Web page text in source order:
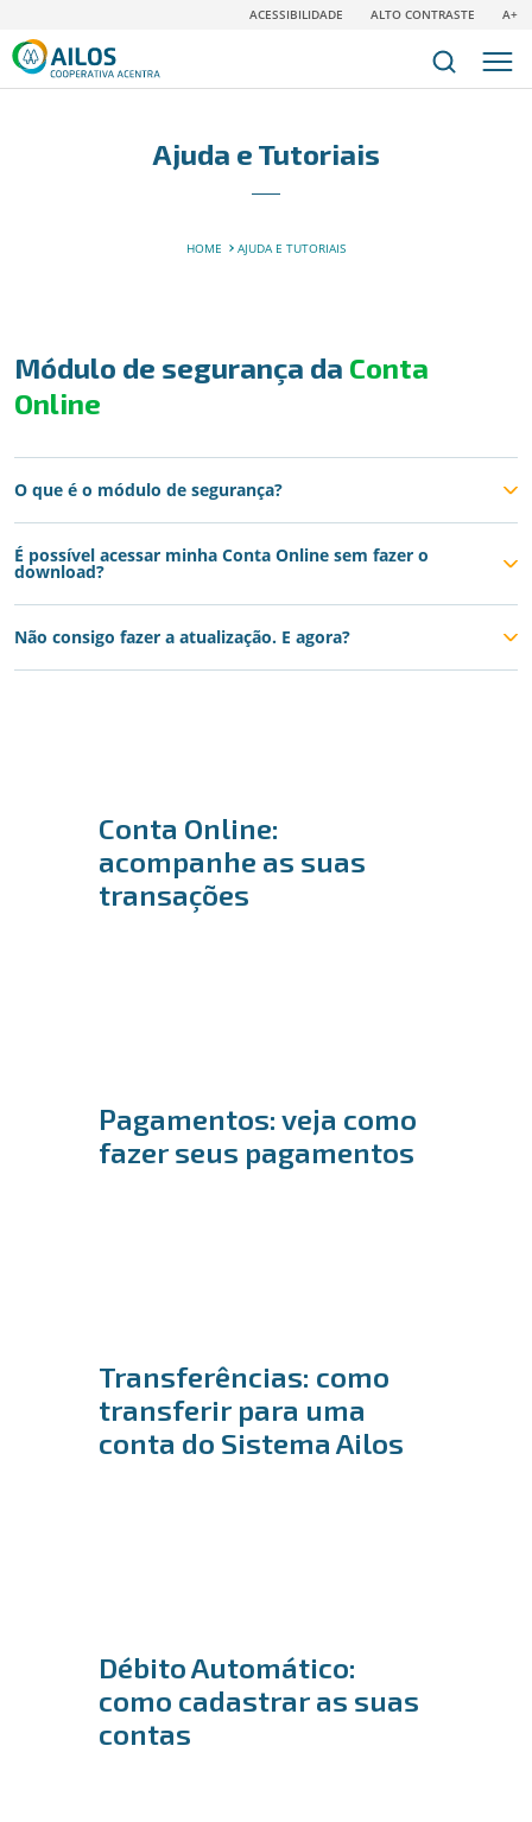
ACESSIBILIDADE ALTO CONTRASTE A+
Ajuda e Tutoriais
HOME AJUDA E TUTORIAIS
Módulo de segurança da Conta
Online
O que é o módulo de segurança?
É possível acessar minha Conta Online sem fazer o
download?
Não consigo fazer a atualização. E agora?
Conta Online:
acompanhe as suas
transações
Pagamentos: veja como
fazer seus pagamentos
Transferências: como
transferir para uma
conta do Sistema Ailos
Débito Automático:
como cadastrar as suas
contas